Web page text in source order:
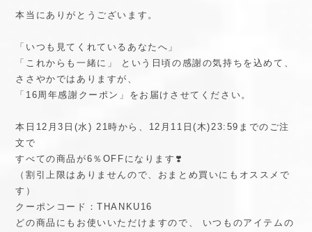
本当にありがとうございます。
「いつも見てくれているあなたへ」
「これからも一緒に」 という日頃の感謝の気持ちを込めて、
ささやかではありますが、
「16周年感謝クーポン」をお届けさせてください。
本日12月3日(水) 21時から、12月11日(木)23:59までのご注
文で
すべての商品が6％OFFになります❣️
（割引上限はありませんので、おまとめ買いにもオススメで
す）
クーポンコード：THANKU16
どの商品にもお使いいただけますので、 いつものアイテムの